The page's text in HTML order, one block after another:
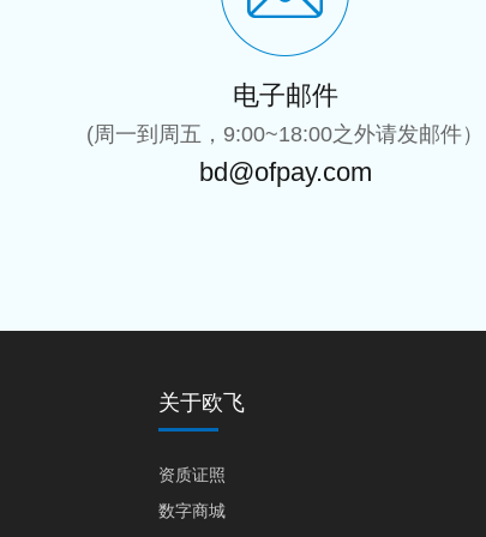
电子邮件
(周一到周五，9:00~18:00之外请发邮件）
bd@ofpay.com
关于欧飞
资质证照
数字商城